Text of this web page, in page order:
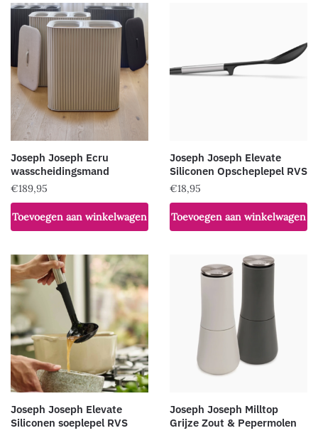
Joseph Joseph Ecru
wasscheidingsmand
€189,95
Toevoegen aan winkelwagen
Joseph Joseph Elevate
Siliconen Opscheplepel RVS
€18,95
Toevoegen aan winkelwagen
Joseph Joseph Elevate
Siliconen soeplepel RVS
Joseph Joseph Milltop
Grijze Zout & Pepermolen